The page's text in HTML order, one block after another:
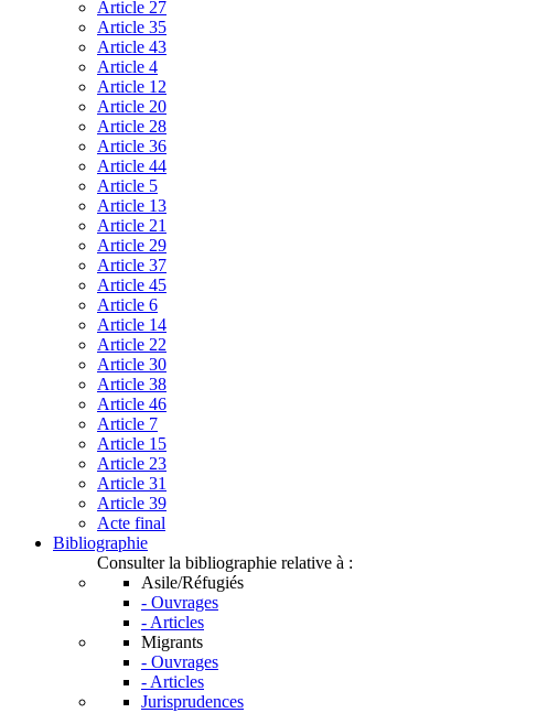
Article 27
Article 35
Article 43
Article 4
Article 12
Article 20
Article 28
Article 36
Article 44
Article 5
Article 13
Article 21
Article 29
Article 37
Article 45
Article 6
Article 14
Article 22
Article 30
Article 38
Article 46
Article 7
Article 15
Article 23
Article 31
Article 39
Acte final
Bibliographie
Consulter la bibliographie relative à :
Asile/Réfugiés
- Ouvrages
- Articles
Migrants
- Ouvrages
- Articles
Jurisprudences